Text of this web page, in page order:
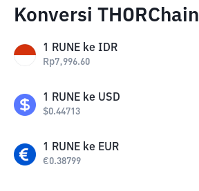
Konversi THORChain
1 RUNE ke IDR
Rp7,996.60
1 RUNE ke USD
$0.44713
1 RUNE ke EUR
€0.38799